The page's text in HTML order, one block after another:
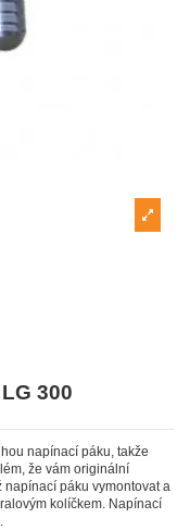
300
napínací páku, takže
že vám originální
páku vymontovat a
kolíčkem. Napínací